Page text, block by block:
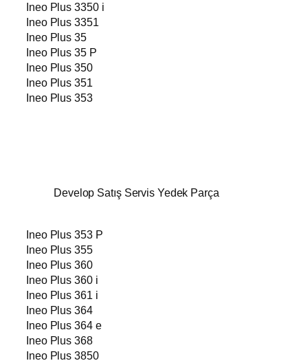
Ineo Plus 3350 i
Ineo Plus 3351
Ineo Plus 35
Ineo Plus 35 P
Ineo Plus 350
Ineo Plus 351
Ineo Plus 353
Develop Satış Servis Yedek Parça
Ineo Plus 353 P
Ineo Plus 355
Ineo Plus 360
Ineo Plus 360 i
Ineo Plus 361 i
Ineo Plus 364
Ineo Plus 364 e
Ineo Plus 368
Ineo Plus 3850